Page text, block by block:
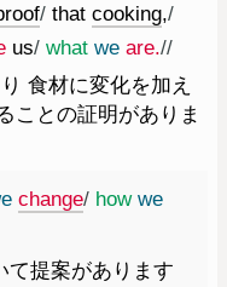
/ that cooking,/
us/ what we are.//
食材に変化を加え
ことの証明がありま
change/ how we
て提案があります